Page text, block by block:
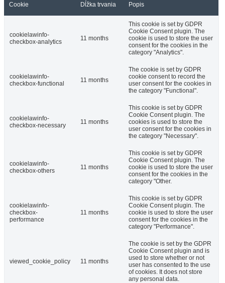
Cookie Dĺžka trvania Popis
cookielawinfo-
checkbox-analytics
11 months
This cookie is set by GDPR
Cookie Consent plugin. The
cookie is used to store the user
consent for the cookies in the
category "Analytics".
cookielawinfo-
checkbox-functional
11 months
The cookie is set by GDPR
cookie consent to record the
user consent for the cookies in
the category "Functional".
cookielawinfo-
checkbox-necessary
11 months
This cookie is set by GDPR
Cookie Consent plugin. The
cookies is used to store the
user consent for the cookies in
the category "Necessary".
cookielawinfo-
checkbox-others
11 months
This cookie is set by GDPR
Cookie Consent plugin. The
cookie is used to store the user
consent for the cookies in the
category "Other.
cookielawinfo-
checkbox-
performance
11 months
This cookie is set by GDPR
Cookie Consent plugin. The
cookie is used to store the user
consent for the cookies in the
category "Performance".
viewed_cookie_policy 11 months
The cookie is set by the GDPR
Cookie Consent plugin and is
used to store whether or not
user has consented to the use
of cookies. It does not store
any personal data.